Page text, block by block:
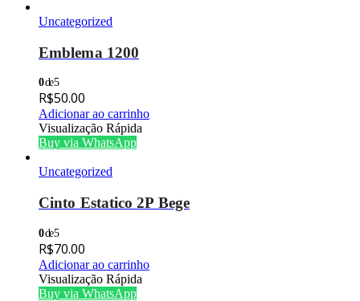
Uncategorized
Emblema 1200
0de 5
R$50.00
Adicionar ao carrinho
Visualização Rápida
Buy via WhatsApp
Uncategorized
Cinto Estatico 2P Bege
0de 5
R$70.00
Adicionar ao carrinho
Visualização Rápida
Buy via WhatsApp